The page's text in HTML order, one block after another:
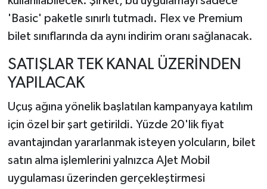
'Basic' paketle sınırlı tutmadı. Flex ve Premium
bilet sınıflarında da aynı indirim oranı sağlanacak.
SATIŞLAR TEK KANAL ÜZERİNDEN
YAPILACAK
Uçuş ağına yönelik başlatılan kampanyaya katılım
için özel bir şart getirildi. Yüzde 20'lik fiyat
avantajından yararlanmak isteyen yolcuların, bilet
satın alma işlemlerini yalnızca AJet Mobil
uygulaması üzerinden gerçekleştirmesi